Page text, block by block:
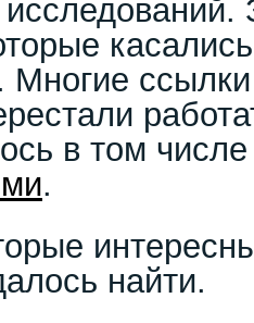
Многие
в том
.
найти.